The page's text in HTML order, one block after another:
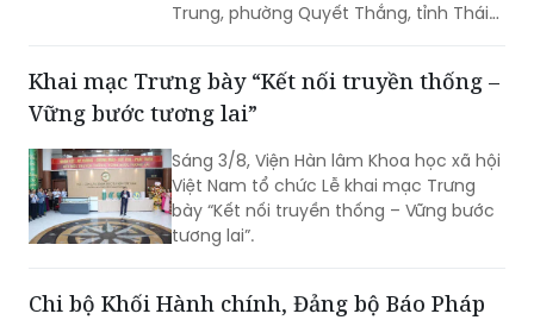
Trung, phường Quyết Thắng, tỉnh Thái
án kinh doanh, thương mại có giá trị
lớn, việc tổ chức thi hành kéo dài gần 3
vướng mắc.
Khai mạc Trưng bày “Kết nối truyền thống –
Vững bước tương lai”
Sáng 3/8, Viện Hàn lâm Khoa học xã hội
Việt Nam tổ chức Lễ khai mạc Trưng
bày “Kết nối truyền thống – Vững bước
tương lai”.
Chi bộ Khối Hành chính, Đảng bộ Báo Pháp